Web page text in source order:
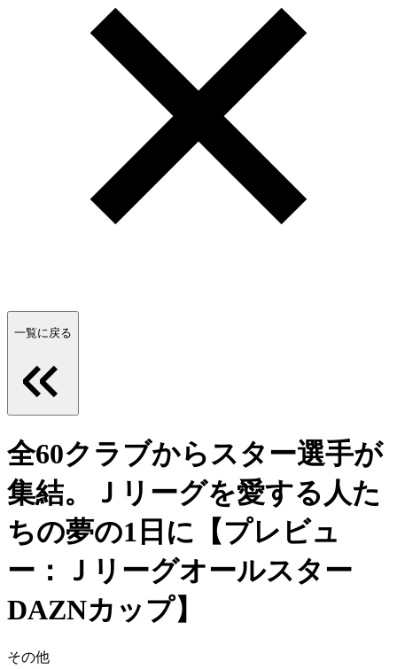
一覧に戻る
全60クラブからスター選手が
集結。Ｊリーグを愛する人た
ちの夢の1日に【プレビュ
ー：Ｊリーグオールスター
DAZNカップ】
その他